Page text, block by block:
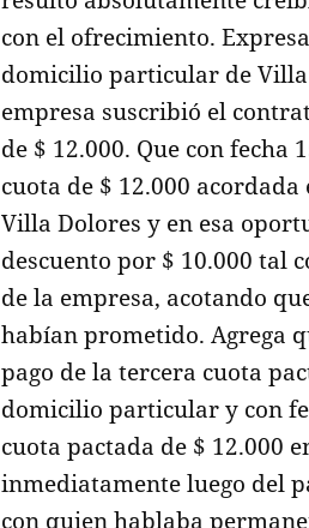
con el ofrecimiento.
domicilio particular de Villa
empresa suscribió el
de $ 12.000. Que con fecha
cuota de $ 12.000
Villa Dolores y en esa
descuento por $ 10.000 tal
de la empresa, acotando
habían prometido. Agrega
pago de la tercera cuota
domicilio particular y con
cuota pactada de $ 12.000
inmediatamente luego del
con quien hablaba